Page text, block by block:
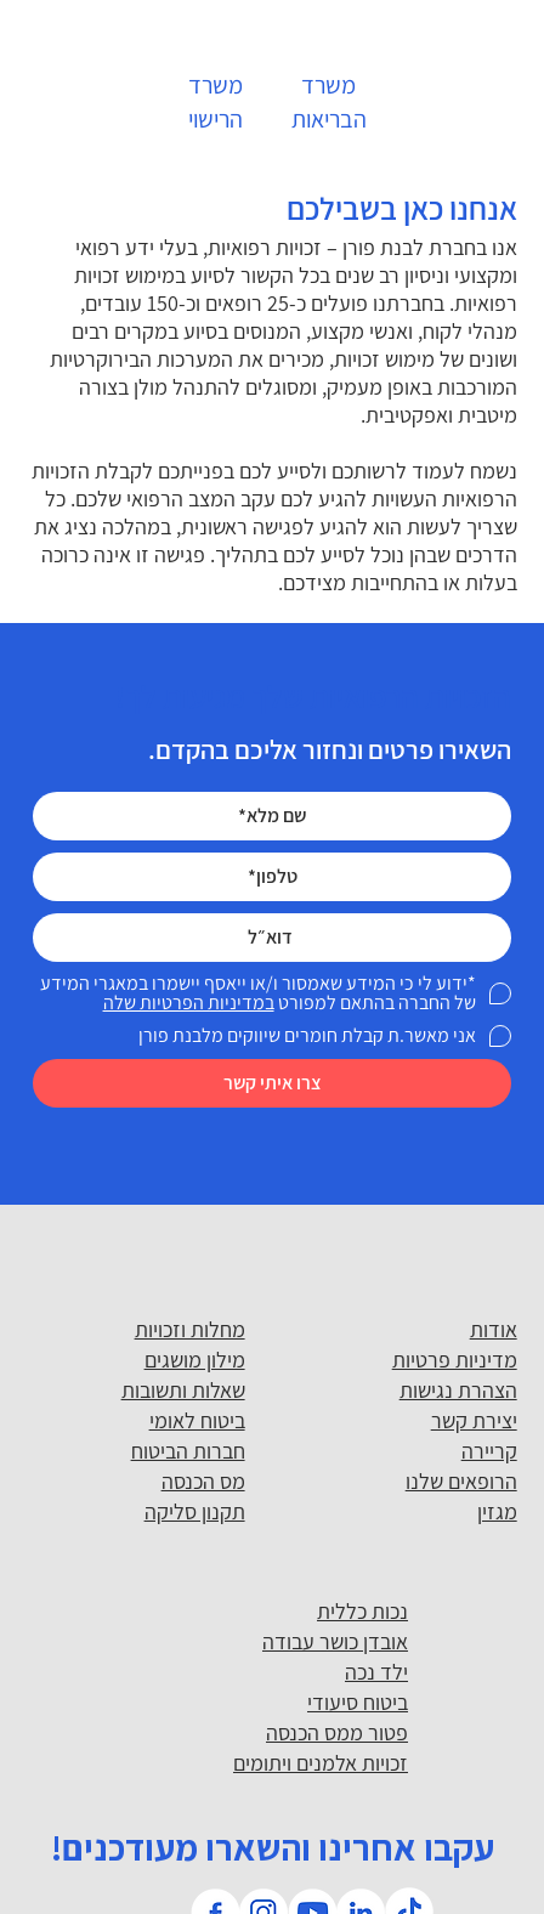
משרד
הרישוי
משרד
הבריאות
אנחנו כאן בשבילכם
אנו בחברת לבנת פורן – זכויות רפואיות, בעלי ידע רפואי
ומקצועי וניסיון רב שנים בכל הקשור לסיוע במימוש זכויות
רפואיות. בחברתנו פועלים כ-25 רופאים וכ-150 עובדים,
מנהלי לקוח, ואנשי מקצוע, המנוסים בסיוע במקרים רבים
ושונים של מימוש זכויות, מכירים את המערכות הבירוקרטיות
המורכבות באופן מעמיק, ומסוגלים להתנהל מולן בצורה
מיטבית ואפקטיבית.
נשמח לעמוד לרשותכם ולסייע לכם בפנייתכם לקבלת הזכויות
הרפואיות העשויות להגיע לכם עקב המצב הרפואי שלכם. כל
שצריך לעשות הוא להגיע לפגישה ראשונית, במהלכה נציג את
הדרכים שבהן נוכל לסייע לכם בתהליך. פגישה זו אינה כרוכה
בעלות או בהתחייבות מצידכם.
השאירו פרטים ונחזור אליכם בהקדם.
צרו איתי קשר
*ידוע לי כי המידע שאמסור ו/או ייאסף יישמרו במאגרי המידע
של החברה בהתאם למפורטבמדיניות הפרטיות שלה
אני מאשר.ת קבלת חומרים שיווקים מלבנת פורן
אודות
מדיניות פרטיות
הצהרת נגישות
יצירת קשר
קריירה
הרופאים שלנו
מגזין
מחלות וזכויות
מילון מושגים
שאלות ותשובות
ביטוח לאומי
חברות הביטוח
מס הכנסה
תקנון סליקה
נכות כללית
אובדן כושר עבודה
ילד נכה
ביטוח סיעודי
פטור ממס הכנסה
זכויות אלמנים ויתומים
עקבו אחרינו והשארו מעודכנים!